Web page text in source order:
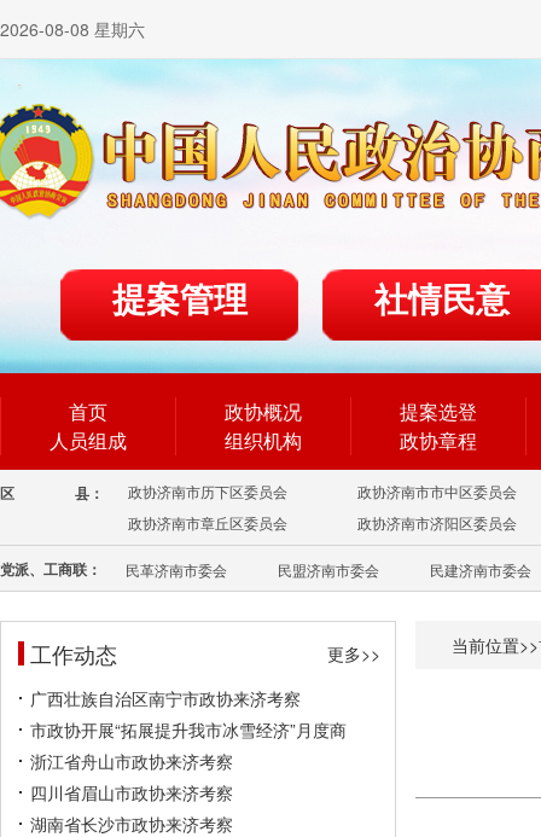
2026-08-08 星期六
提案管理 社情民意
首页
人员组成
政协概况
组织机构
提案选登
政协章程
区 县： 政协济南市历下区委员会
政协济南市市中区委员会
政协济南市章丘区委员会
政协济南市济阳区委员会
党派、工商联： 民革济南市委会 民盟济南市委会 民建济南市委会
工作动态
更多>>
广西壮族自治区南宁市政协来济考察
市政协开展“拓展提升我市冰雪经济”月度商
浙江省舟山市政协来济考察
四川省眉山市政协来济考察
湖南省长沙市政协来济考察
当前位置>>